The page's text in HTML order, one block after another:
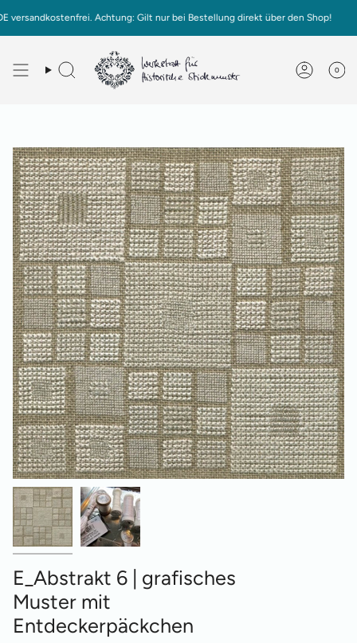
Inhalt
springen
Achtung: Gilt nur bei Bestellung direkt über den Shop!
0
E_Abstrakt 6 | grafisches
Muster mit
Entdeckerpäckchen